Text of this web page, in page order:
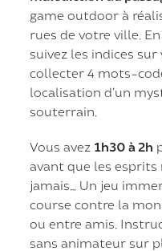
game outdoor à
rues de votre ville.
suivez les indices
collecter 4 mots-
localisation d’un
souterrain.
Vous avez 1h30 à 2h
avant que les
jamais… Un jeu
course contre la
ou entre amis.
sans animateur sur